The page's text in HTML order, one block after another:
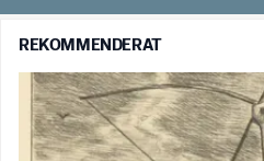
REKOMMENDERAT